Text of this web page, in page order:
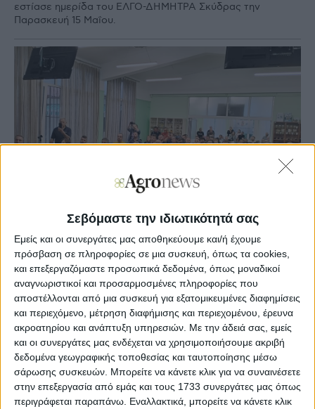
Σεβόμαστε την ιδιωτικότητά σας
Εμείς και οι συνεργάτες μας αποθηκεύουμε και/ή έχουμε
πρόσβαση σε πληροφορίες σε μια συσκευή, όπως τα cookies,
και επεξεργαζόμαστε προσωπικά δεδομένα, όπως μοναδικοί
αναγνωριστικοί και προσαρμοσμένες πληροφορίες που
αποστέλλονται από μια συσκευή για εξατομικευμένες διαφημίσεις
και περιεχόμενο, μέτρηση διαφήμισης και περιεχομένου, έρευνα
ακροατηρίου και ανάπτυξη υπηρεσιών. Με την άδειά σας, εμείς
και οι συνεργάτες μας ενδέχεται να χρησιμοποιήσουμε ακριβή
δεδομένα γεωγραφικής τοποθεσίας και ταυτοποίησης μέσω
σάρωσης συσκευών. Μπορείτε να κάνετε κλικ για να συναινέσετε
στην επεξεργασία από εμάς και τους 1733 συνεργάτες μας όπως
περιγράφεται παραπάνω. Εναλλακτικά, μπορείτε να κάνετε κλικ
εστίασε ημερίδα του ΕΛΓΟ-ΔΗΜΗΤΡΑ Σκύδρας την
Παρασκευή 15 Μαΐου.
Agronews
18/05/2026, 11:16 πμ
69 0
Πιο συγκεκριμένα στα πλαίσια της ημερίδας, οι
παρευρισκόμενοι είχαν την ευκαιρία να ενημερωθούν για
την υφιστάμενη κατάσταση της καλλιέργειας της
βερικοκιάς στην Π.Ε.Πέλλας, για τα πρόσφατα δεδομένα
αξιολόγησης των ευρέως διαδεδομένων ποικιλιών
βερικοκιάς, για τα συστήματα διαμόρφωσης και